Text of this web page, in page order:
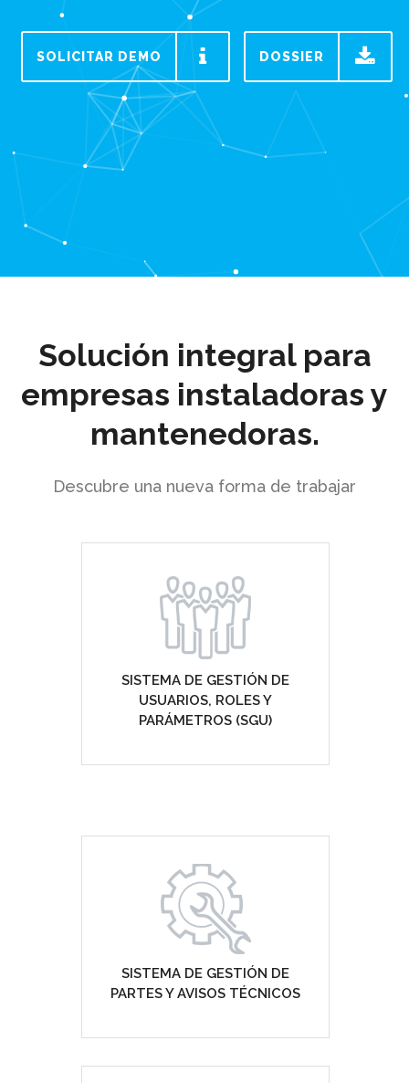
SOLICITAR DEMO DOSSIER
Solución integral para
empresas instaladoras y
mantenedoras.
Descubre una nueva forma de trabajar
SISTEMA DE GESTIÓN DE
USUARIOS, ROLES Y
PARÁMETROS (SGU)
SISTEMA DE GESTIÓN DE
PARTES Y AVISOS TÉCNICOS